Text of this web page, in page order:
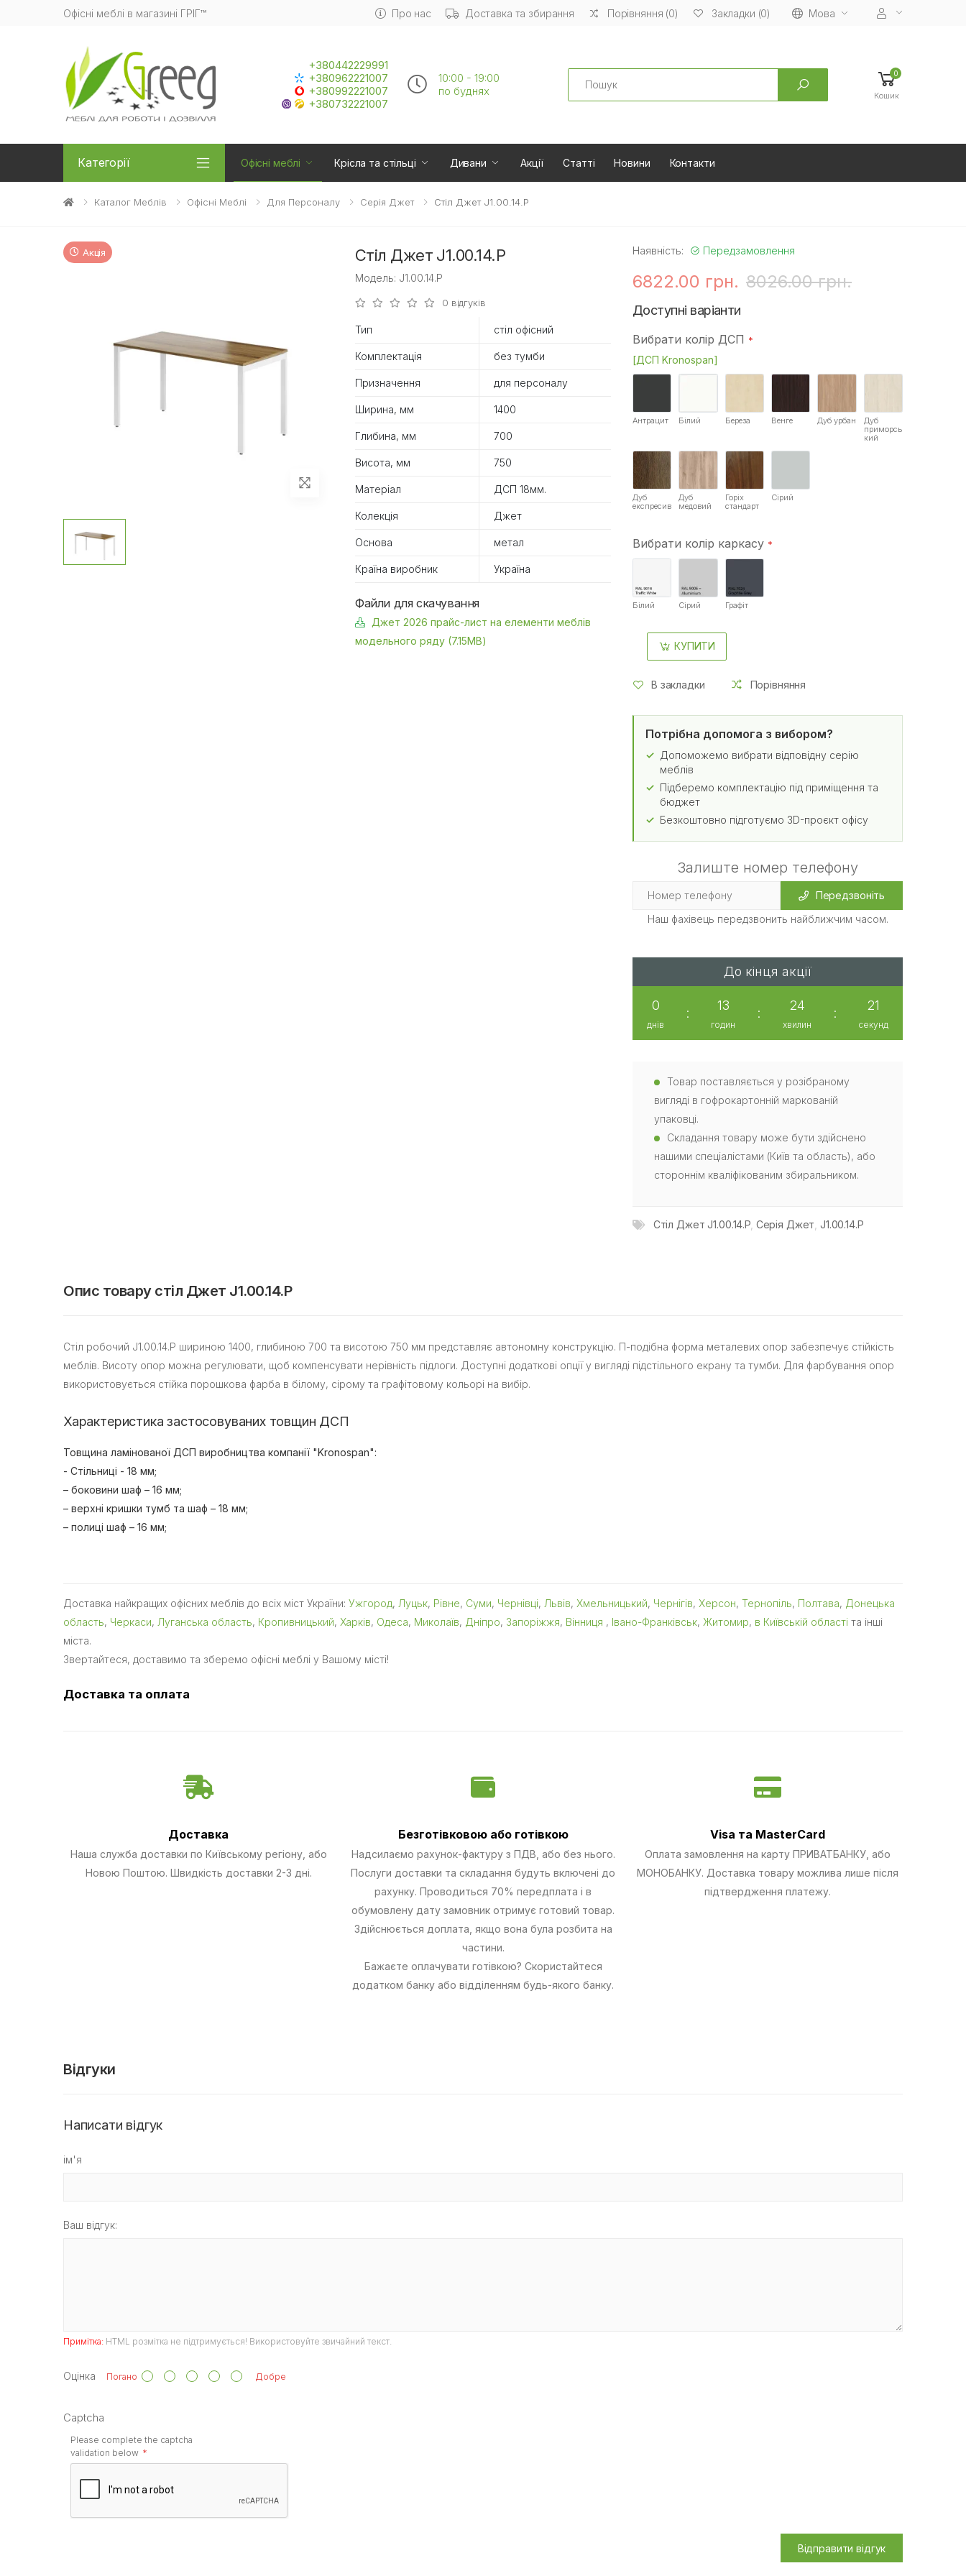
Офісні меблі в магазині ГРІГ™ Про нас Доставка та збирання Порівняння (0) Закладки (0) Мова
+380442229991
+380962221007
+380992221007
+380732221007
10:00 - 19:00
по буднях
Search 0
Кошик
Категорії Офісні меблі Крісла та стільці Дивани Акції Статті Новини Контакти
Каталог Меблів Офісні Меблі Для Персоналу Серія Джет Стіл Джет J1.00.14.P
Акція Стіл Джет J1.00.14.P
Модель: J1.00.14.P
0 відгуків
Тип стіл офісний
Комплектація без тумби
Призначення для персоналу
Ширина, мм 1400
Глибина, мм 700
Висота, мм 750
Матеріал ДСП 18мм.
Колекція Джет
Основа метал
Країна виробник Україна
Файли для скачування
Джет 2026 прайс-лист на елементи меблів
модельного ряду (7.15MB)
Наявність: Передзамовлення
6822.00 грн. 8026.00 грн.
Доступні варіанти
Вибрати колір ДСП
[ДСП Kronospan]
Антрацит Білий Береза Венге Дуб урбан
Дуб
приморсь
кий
Дуб
експресив
Дуб
медовий
Горіх
стандарт
Сірий
Вибрати колір каркасу
Білий Сірий Графіт
КУПИТИ
В закладки Порівняння
Потрібна допомога з вибором?
Допоможемо вибрати відповідну серію
меблів
Підберемо комплектацію під приміщення та
бюджет
Безкоштовно підготуємо 3D-проєкт офісу
Залиште номер телефону
Передзвоніть
Наш фахівець передзвонить найближчим часом.
До кінця акції
0
днів
:
13
годин
:
24
хвилин
:
20
секунд
Товар поставляється у розібраному
вигляді в гофрокартонній маркованій
упаковці.
Складання товару може бути здійснено
нашими спеціалістами (Київ та область), або
стороннім кваліфікованим збиральником.
Стіл Джет J1.00.14.P, Серія Джет ,J1.00.14.P
Опис товару стіл Джет J1.00.14.P
Стіл робочий J1.00.14.P шириною 1400, глибиною 700 та висотою 750 мм представляє автономну конструкцію. П-подібна форма металевих опор забезпечує стійкість
меблів. Висоту опор можна регулювати, щоб компенсувати нерівність підлоги. Доступні додаткові опції у вигляді підстільного екрану та тумби. Для фарбування опор
використовується стійка порошкова фарба в білому, сірому та графітовому кольорі на вибір.
Характеристика застосовуваних товщин ДСП
Товщина ламінованої ДСП виробництва компанії "Kronospan":
- Стільниці - 18 мм;
– боковини шаф – 16 мм;
– верхні кришки тумб та шаф – 18 мм;
– полиці шаф – 16 мм;
Доставка найкращих офісних меблів до всіх міст України: Ужгород, Луцьк, Рівне, Суми, Чернівці, Львів, Хмельницький, Чернігів, Херсон, Тернопіль, Полтава, Донецька
область, Черкаси, Луганська область, Кропивницький, Харків, Одеса, Миколаїв, Дніпро, Запоріжжя, Вінниця , Івано-Франківськ, Житомир, в Київській області та інші
міста.
Звертайтеся, доставимо та зберемо офісні меблі у Вашому місті!
Доставка та оплата
Доставка
Наша служба доставки по Київському регіону, або
Новою Поштою. Швидкість доставки 2-3 дні.
Безготівковою або готівкою
Надсилаємо рахунок-фактуру з ПДВ, або без нього.
Послуги доставки та складання будуть включені до
рахунку. Проводиться 70% передплата і в
обумовлену дату замовник отримує готовий товар.
Здійснюється доплата, якщо вона була розбита на
частини.
Бажаєте оплачувати готівкою? Скористайтеся
додатком банку або відділенням будь-якого банку.
Visa та MasterCard
Оплата замовлення на карту ПРИВАТБАНКУ, або
МОНОБАНКУ. Доставка товару можлива лише після
підтвердження платежу.
Відгуки
Написати відгук
ім'я
Ваш відгук:
Примітка: HTML розмітка не підтримується! Використовуйте звичайний текст.
Оцінка Погано Добре
Captcha
Please complete the captcha
validation below
Відправити відгук